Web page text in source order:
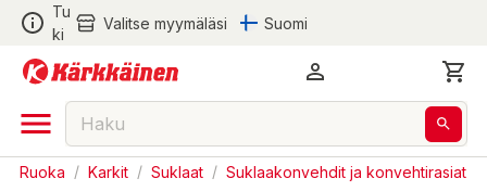
Tu
ki
Valitse myymäläsi Suomi
Ruoka / Karkit / Suklaat / Suklaakonvehdit ja konvehtirasiat